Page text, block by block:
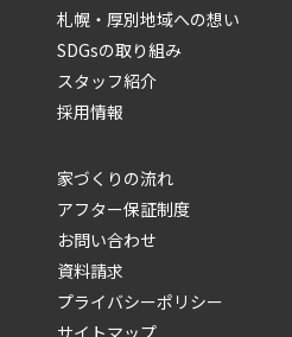
札幌・厚別地域への想い
SDGsの取り組み
スタッフ紹介
採用情報
家づくりの流れ
アフター保証制度
お問い合わせ
資料請求
プライバシーポリシー